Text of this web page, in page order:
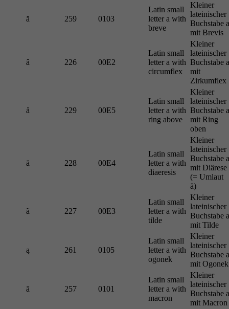
ă 259 0103
Latin small
letter a with
breve
Kleiner
lateinischer
Buchstabe a
mit Brevis
â 226 00E2
Latin small
letter a with
circumflex
Kleiner
lateinischer
Buchstabe a
mit
Zirkumflex
å 229 00E5
Latin small
letter a with
ring above
Kleiner
lateinischer
Buchstabe a
mit Ring
oben
ä 228 00E4
Latin small
letter a with
diaeresis
Kleiner
lateinischer
Buchstabe a
mit Diärese
(= Umlaut
ä)
ã 227 00E3
Latin small
letter a with
tilde
Kleiner
lateinischer
Buchstabe a
mit Tilde
ą 261 0105
Latin small
letter a with
ogonek
Kleiner
lateinischer
Buchstabe a
mit Ogonek
ā 257 0101
Latin small
letter a with
macron
Kleiner
lateinischer
Buchstabe a
mit Macron